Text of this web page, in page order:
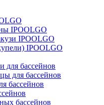
IPOOLGO
IPOOLGO
IPOOLGO
для бассейнов
для бассейнов
бассейнов
бассейнов